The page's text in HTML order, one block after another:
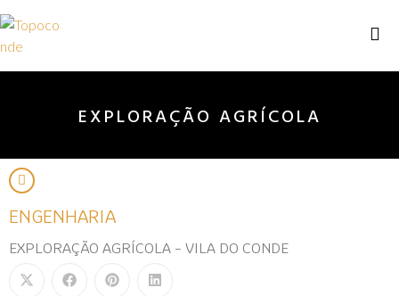
EXPLORAÇÃO AGRÍCOLA
ENGENHARIA
EXPLORAÇÃO AGRÍCOLA - VILA DO CONDE